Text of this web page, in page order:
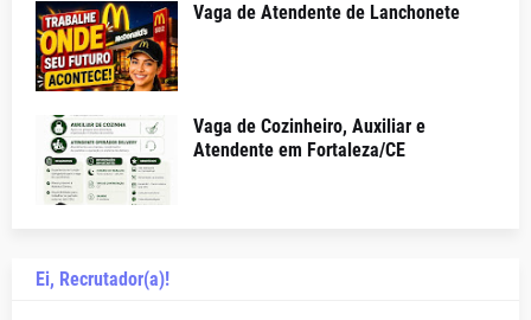
Vaga de Atendente de Lanchonete
Vaga de Cozinheiro, Auxiliar e
Atendente em Fortaleza/CE
Ei, Recrutador(a)!